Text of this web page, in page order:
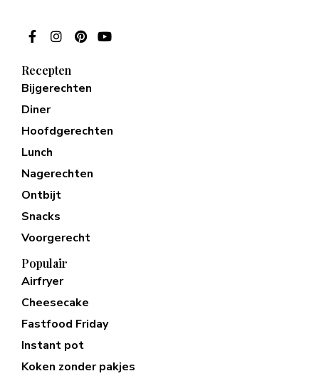
Recepten
Bijgerechten
Diner
Hoofdgerechten
Lunch
Nagerechten
Ontbijt
Snacks
Voorgerecht
Populair
Airfryer
Cheesecake
Fastfood Friday
Instant pot
Koken zonder pakjes